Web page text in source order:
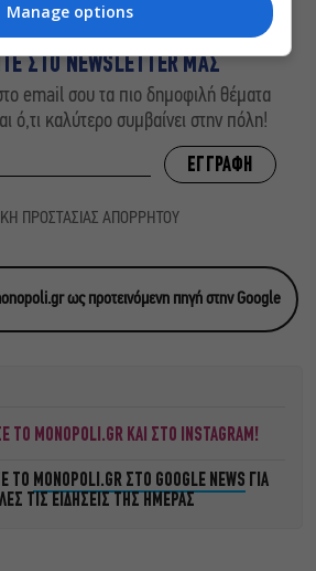
ΣΤΟ NEWSLETTER ΜΑΣ
email σου τα πιο δημοφιλή θέματα
ό,τι καλύτερο συμβαίνει στην πόλη!
ΠΡΟΣΤΑΣΙΑΣ ΑΠΟΡΡΗΤΟΥ
ως προτεινόμενη πηγή στην Google
ΤΟ MONOPOLI.GR ΚΑΙ ΣΤΟ INSTAGRAM!
ΤΟ MONOPOLI.GR ΣΤΟ GOOGLE NEWS ΓΙΑ
ΤΙΣ ΕΙΔΗΣΕΙΣ ΤΗΣ ΗΜΕΡΑΣ
Manage options